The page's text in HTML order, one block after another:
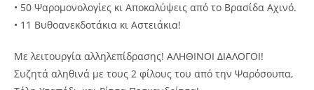
• 50 Ψαρομονολογίες κι Αποκαλύψεις από το Βρασίδα Αχινό.
• 11 Βυθοανεκδοτάκια κι Αστειάκια!
Με λειτουργία αλληλεπίδρασης! ΑΛΗΘΙΝΟΙ ΔΙΑΛΟΓΟΙ!
Συζητά αληθινά με τους 2 φίλους του από την Ψαρόσουπα,